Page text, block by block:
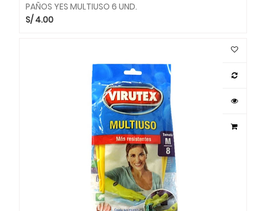
PAÑOS YES MULTIUSO 6 UND.
S/ 4.00